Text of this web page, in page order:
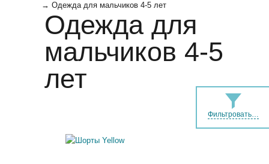
→ Одежда для мальчиков 4-5 лет
Одежда для
мальчиков 4-5
лет
Фильтровать…